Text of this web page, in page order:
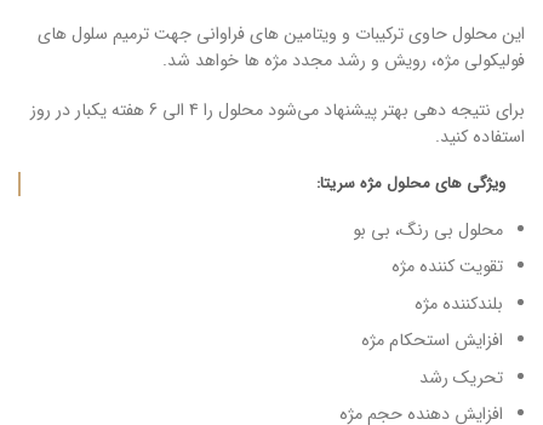
این محلول حاوی ترکیبات و ویتامین های فراوانی جهت ترمیم سلول های
فولیکولی مژه، رویش و رشد مجدد مژه ها خواهد شد.
برای نتیجه دهی بهتر پیشنهاد می‌شود محلول را 4 الی 6 هفته یکبار در روز
استفاده کنید.
ویژگی های محلول مژه سریتا:
محلول بی رنگ، بی بو
تقویت کننده مژه
بلندکننده مژه
افزایش استحکام مژه
تحریک رشد
افزایش دهنده حجم مژه